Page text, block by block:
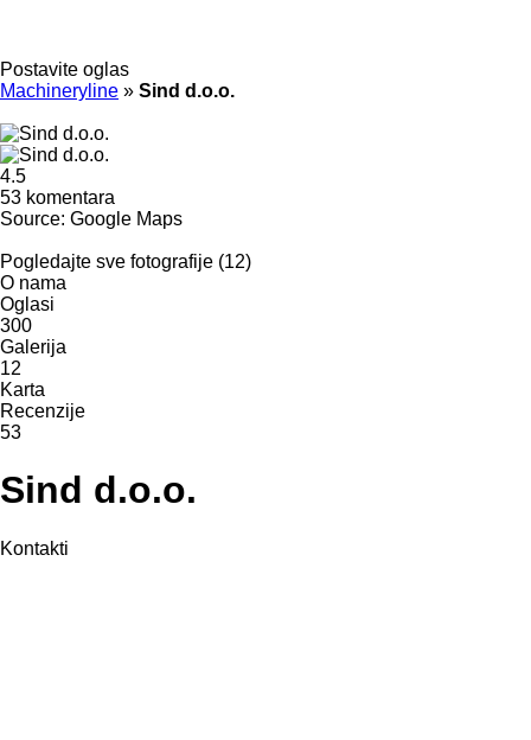
Postavite oglas
Machineryline » Sind d.o.o.
4.5
53 komentara
Source: Google Maps
Pogledajte sve fotografije (12)
O nama
Oglasi
300
Galerija
12
Karta
Recenzije
53
Sind d.o.o.
Kontakti